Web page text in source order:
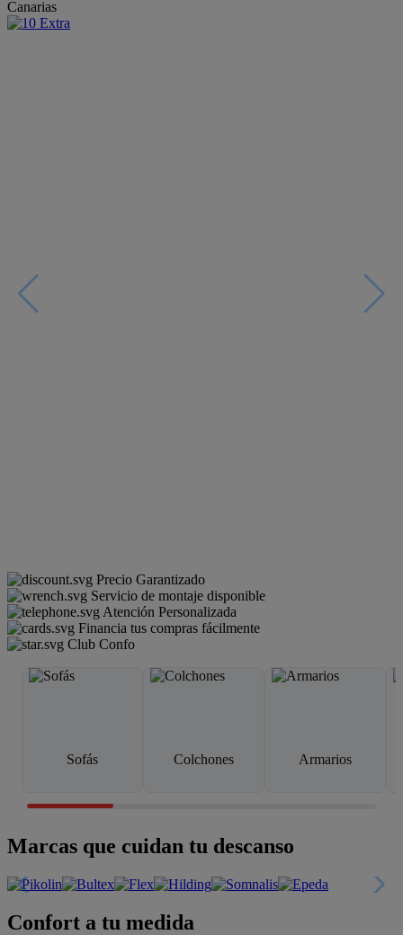
Canarias
Precio Garantizado
Servicio de montaje disponible
Atención Personalizada
Financia tus compras fácilmente
Club Confo
Sofás Colchones Armarios
Marcas que cuidan tu descanso
Confort a tu medida